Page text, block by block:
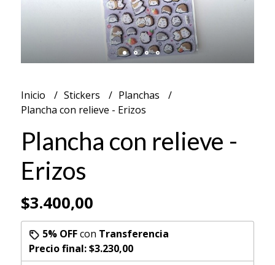
Inicio Stickers
Planchas
Plancha con relieve - Erizos
Plancha con relieve -
Erizos
$3.400,00
5% OFFcon Transferencia
Precio final:$3.230,00